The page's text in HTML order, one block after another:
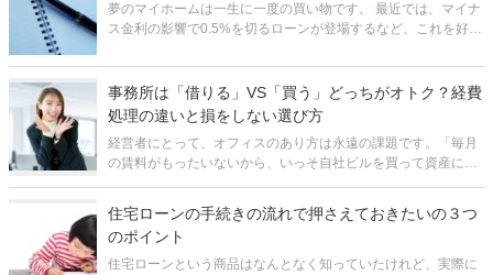
夢のマイホームは一生に一度の買い物です。 最近では、マイナ
ス金利の影響で0.5%を切るローンが登場するなど、これを好機
す。 しかし、住宅ローンは簡単にいうと借金です。そのため、
「返していけ
事務所は「借りる」VS「買う」どっちがオトク？経費
処理の違いと損をしない選び方
経営者にとって、オフィスのあり方は永遠の課題です。「毎月
の賃料がもったいないから、いっそ自社ビルを買って資産にし
ではないでしょうか。支払いも安く済みそうで、将来的には会
社の資産として残る。一見すると「
住宅ローンの手続きの流れで押さえておきたいの３つ
のポイント
住宅ローンという商品はなんとなく知っていたけれど、実際に